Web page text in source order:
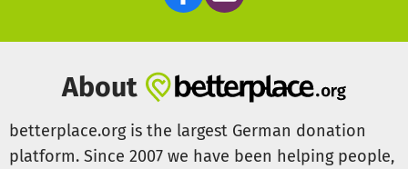
die Wartezeit und geben Halt, damit Kinder sich
Auch für die Familienangehörigen bieten wir Beratung
und Begleitung an, um sie in ihrer Rolle zu stärken.
Unsere Tiere sind wertvolle Begleiter auf diesem Weg: Mit
About
betterplace.org is the largest German donation
platform. Since 2007 we have been helping people,